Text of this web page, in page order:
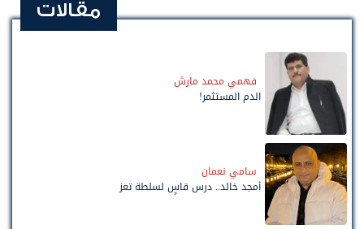
مقالات
فهمي محمد مارش
الدم المستثمر!
سامي نعمان
أمجد خالد.. درس قاسٍ لسلطة تعز